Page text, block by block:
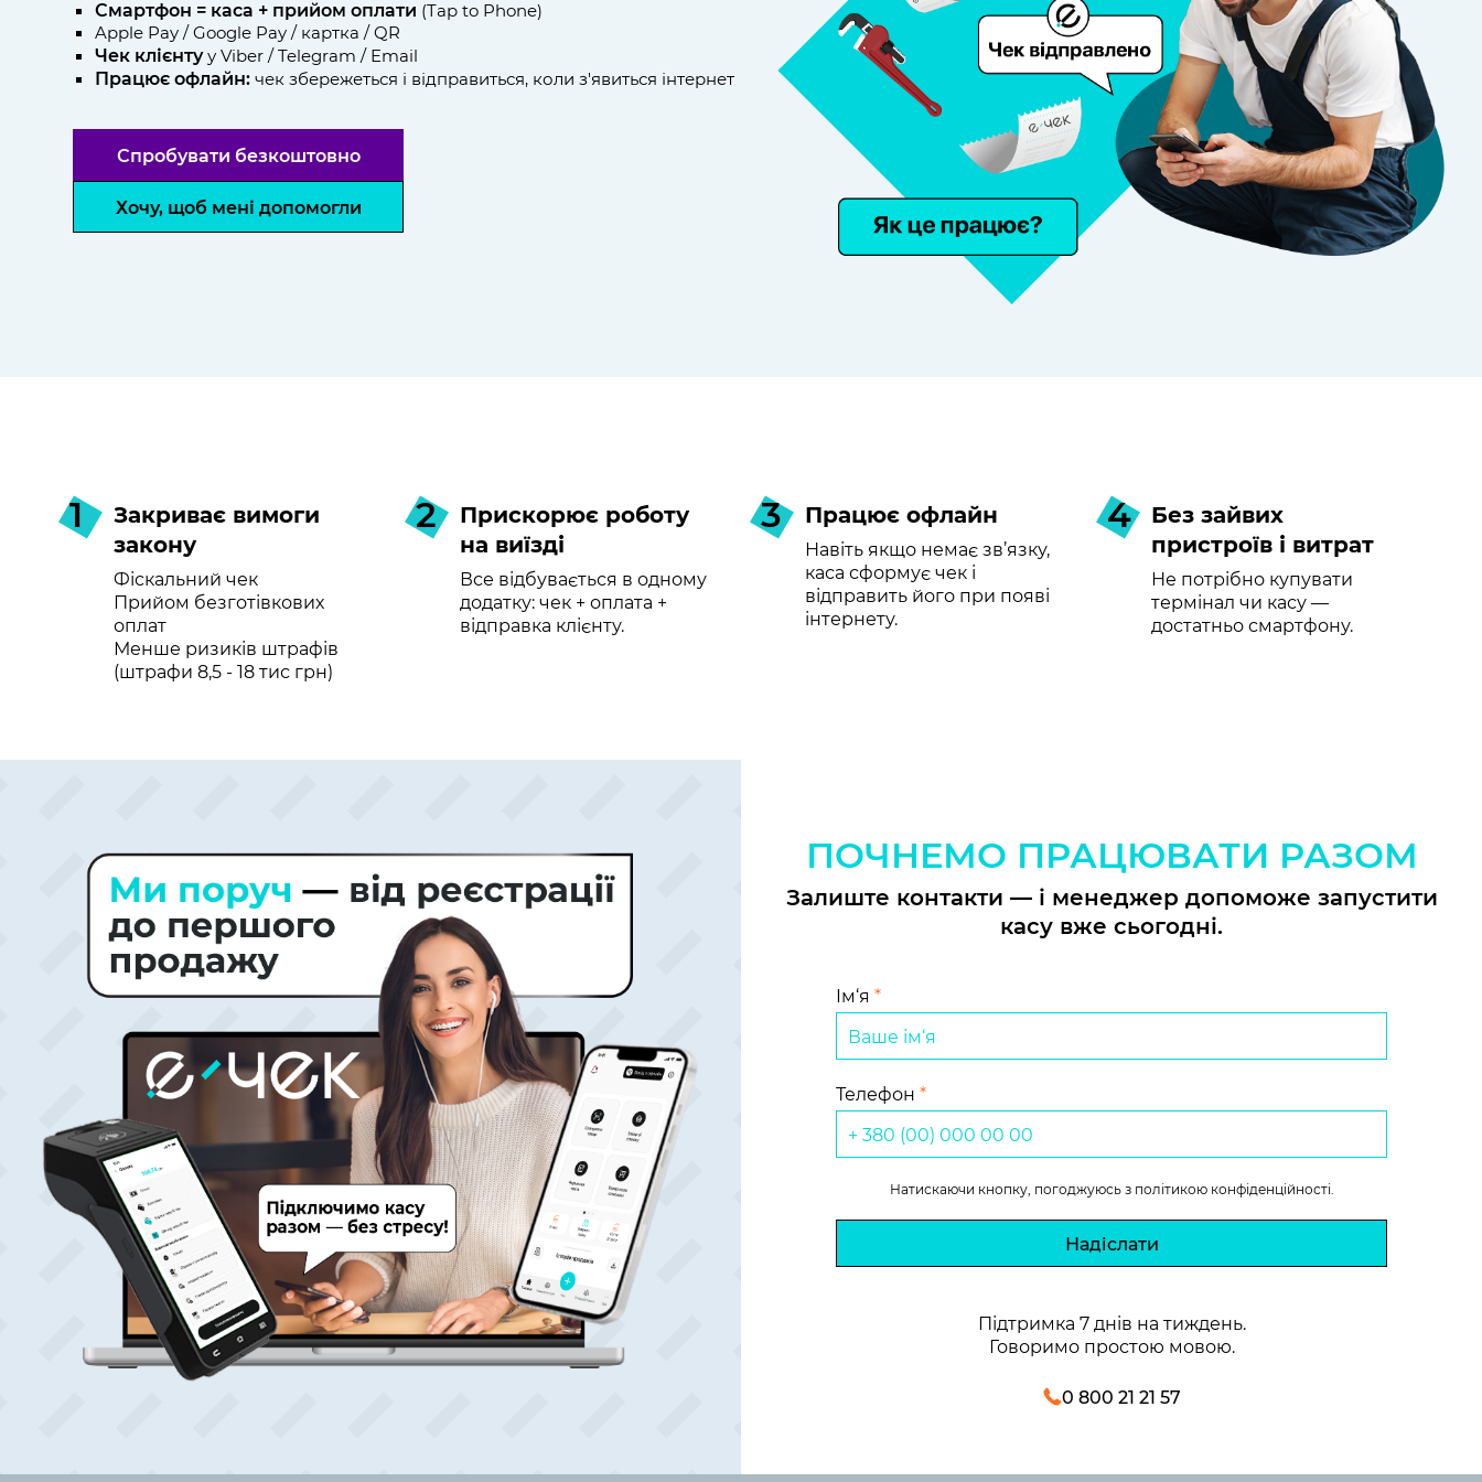
Смартфон = каса + прийом оплати (Tap to Phone)
Apple Pay / Google Pay / картка / QR
Чек клієнтуу Viber / Telegram / Email
Працює офлайн: чек збережеться і відправиться, коли з'явиться інтернет
Спробувати безкоштовно
Хочу, щоб мені допомогли
1
Закриває вимоги
закону
Фіскальний чек
Прийом безготівкових
оплат
Менше ризиків штрафів
(штрафи 8,5 - 18 тис грн)
2
Прискорює роботу
на виїзді
Все відбувається в одному
додатку: чек + оплата +
відправка клієнту.
3 Працює офлайн
Навіть якщо немає зв’язку,
каса сформує чек і
відправить його при появі
інтернету.
4
Без зайвих
пристроїв і витрат
Не потрібно купувати
термінал чи касу —
достатньо смартфону.
ПОЧНЕМО ПРАЦЮВАТИ РАЗОМ
Залиште контакти — і менеджер допоможе запустити
касу вже сьогодні.
Ім‘я *
Телефон *
Натискаючи кнопку, погоджуюсь з політикою конфіденційності.
Надіслати
Підтримка 7 днів на тиждень.
Говоримо простою мовою.
0 800 21 21 57